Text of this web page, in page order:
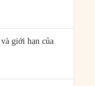
giới hạn của